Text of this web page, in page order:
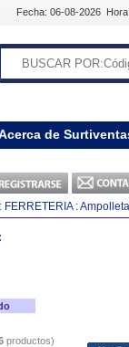
Fecha: 06-08-2026
de
: FERRETERIA :
productos)